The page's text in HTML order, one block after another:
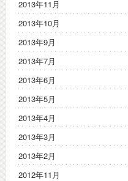
2013年11月
2013年10月
2013年9月
2013年7月
2013年6月
2013年5月
2013年4月
2013年3月
2013年2月
2012年11月